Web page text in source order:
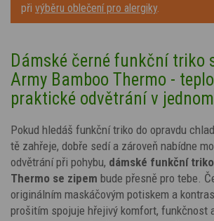
při výběru oblečení pro alergiky.
Dámské černé funkční triko
Army Bamboo Thermo -
praktické odvětrání v jednom
Pokud hledáš funkční triko do opravdu
tě zahřeje, dobře sedí a zároveň nabídne
odvětrání při pohybu, dámské funkční
Thermo se zipem bude přesně pro tebe.
originálním maskáčovým potiskem a
prošitím spojuje hřejivý komfort, funkčnost